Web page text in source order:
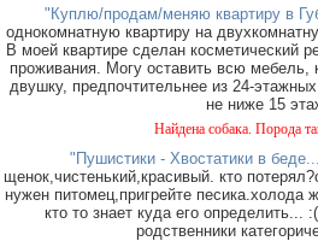
"Куплю/продам/меняю квартиру в
однокомнатную квартиру на
В моей квартире сделан косметический
проживания. Могу оставить всю мебель,
двушку, предпочтительнее из 24-
не ниже 15
Найдена собака. Порода такса.
"Пушистики - Хвостатики в
щенок,чистенький,красивый. кто
нужен питомец,пригрейте песика.холода
кто то знает куда его определить...
родственники